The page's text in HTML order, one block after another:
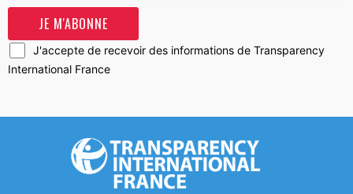
J'accepte de recevoir des informations de Transparency
International France